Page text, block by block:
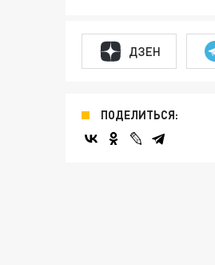
ДЗЕН
ПОДЕЛИТЬСЯ: